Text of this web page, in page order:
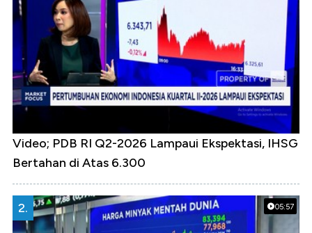
Video; PDB RI Q2-2026 Lampaui Ekspektasi, IHSG
Bertahan di Atas 6.300
05:57
2.